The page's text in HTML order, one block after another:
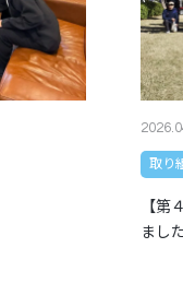
取り
【第
まし